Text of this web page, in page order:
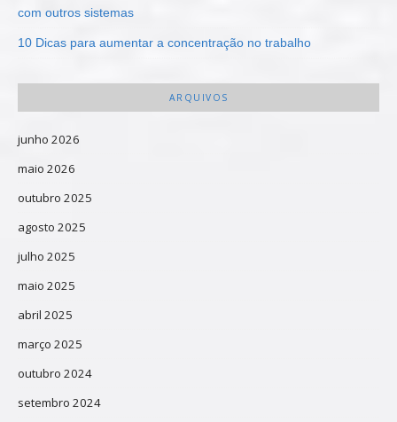
com outros sistemas
10 Dicas para aumentar a concentração no trabalho
ARQUIVOS
junho 2026
maio 2026
outubro 2025
agosto 2025
julho 2025
maio 2025
abril 2025
março 2025
outubro 2024
setembro 2024